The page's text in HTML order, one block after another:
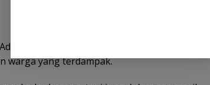
Santosa menyampaikan keprihatinan yang
warga yang terdampak.